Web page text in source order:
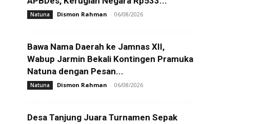
Natuna Dismon Rahman - 06/08/2026
Bawa Nama Daerah ke Jamnas XII,
Wabup Jarmin Bekali Kontingen Pramuka
Natuna dengan Pesan...
Natuna Dismon Rahman - 06/08/2026
Desa Tanjung Juara Turnamen Sepak